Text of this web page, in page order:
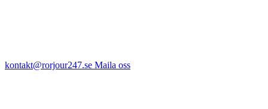
kontakt@rorjour247.se Maila oss